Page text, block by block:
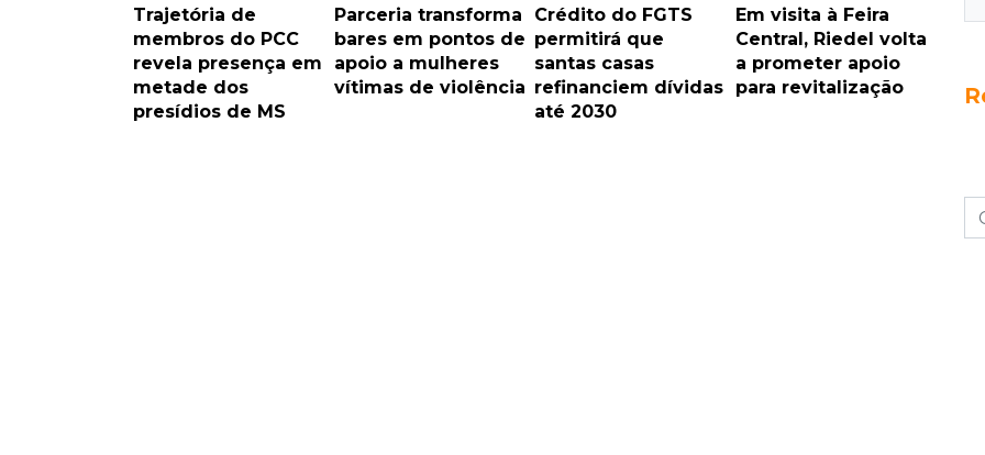
Trajetória de
membros do PCC
revela presença em
metade dos
presídios de MS
Parceria transforma
bares em pontos de
apoio a mulheres
vítimas de violência
Crédito do FGTS
permitirá que
santas casas
refinanciem dívidas
até 2030
Em visita à Feira
Central, Riedel volta
a prometer apoio
para revitalização